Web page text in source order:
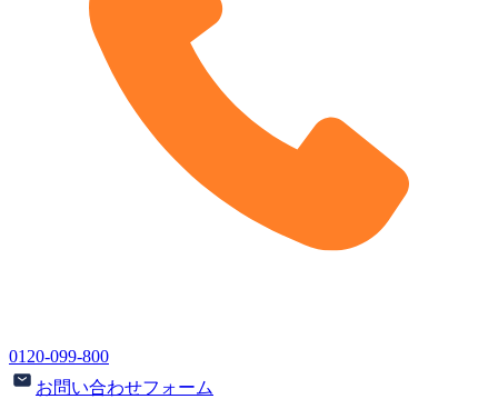
0120-099-800
お問い合わせフォーム